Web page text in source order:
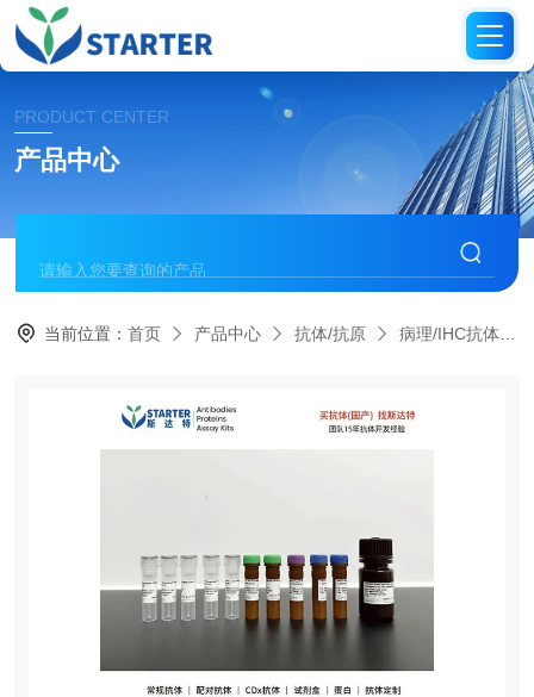
PRODUCT CENTER
产品中心
当前位置：首页 产品中心 抗体/抗原 病理/IHC抗体